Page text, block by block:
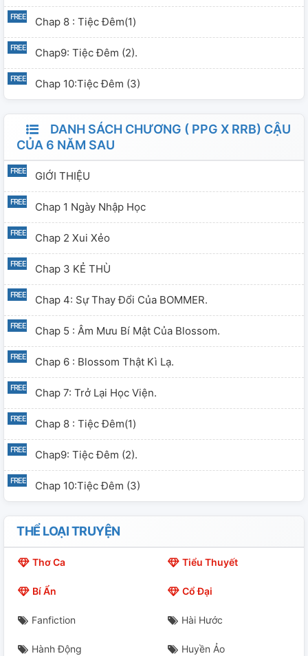
Chap 8 : Tiệc Đêm(1)
Chap9: Tiệc Đêm (2).
Chap 10:Tiệc Đêm (3)
DANH SÁCH CHƯƠNG ( PPG X RRB) CẬU
CỦA 6 NĂM SAU
GIỚI THIỆU
Chap 1 Ngày Nhập Học
Chap 2 Xui Xẻo
Chap 3 KẺ THÙ
Chap 4: Sự Thay Đổi Của BOMMER.
Chap 5 : Âm Mưu Bí Mật Của Blossom.
Chap 6 : Blossom Thật Kì Lạ.
Chap 7: Trở Lại Học Viện.
Chap 8 : Tiệc Đêm(1)
Chap9: Tiệc Đêm (2).
Chap 10:Tiệc Đêm (3)
THỂ LOẠI TRUYỆN
Thơ Ca Tiểu Thuyết
Bí Ẩn Cổ Đại
Fanfiction Hài Hước
Hành Động Huyền Ảo